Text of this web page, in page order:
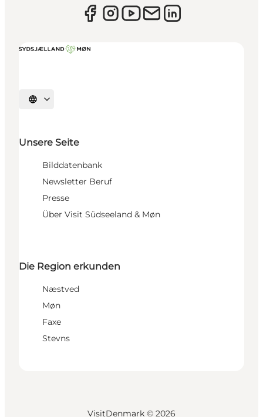
Sprache auswählen
Unsere Seite
Bilddatenbank
Newsletter Beruf
Presse
Über Visit Südseeland & Møn
Die Region erkunden
Næstved
Møn
Faxe
Stevns
VisitDenmark © 2026